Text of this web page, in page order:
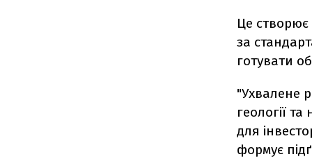
Це створює
за
готувати
"Ухвалене
геології
для
формує